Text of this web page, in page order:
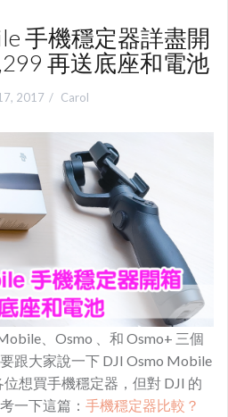
手機穩定器詳盡開
再送底座和電池
2017 Carol
、Osmo 、和 Osmo+ 三個
跟大家說一下 DJI Osmo Mobile
想買手機穩定器，但對 DJI 的
一下這篇： 手機穩定器比較？